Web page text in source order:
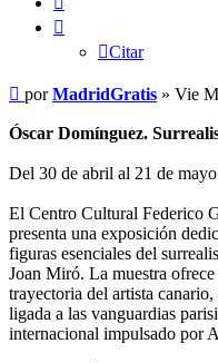
Citar
Mensaje
porMadridGratis » Vie
Óscar Domínguez.
Del 30 de abril al 21 de mayo
El Centro Cultural Federico
presenta una exposición
figuras esenciales del
Joan Miró. La muestra
trayectoria del artista
ligada a las vanguardias
internacional impulsado por